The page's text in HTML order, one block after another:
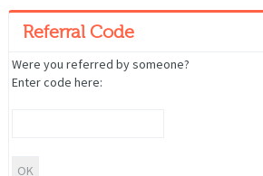
Referral Code
Were you referred by someone?
Enter code here: